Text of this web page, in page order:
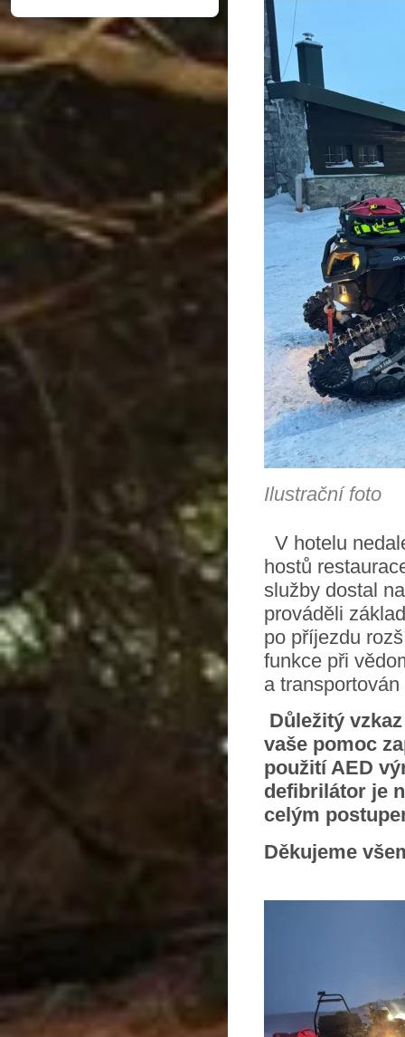
Ilustrační foto
V hotelu
hostů
služby dostal
prováděli
po příjezdu
funkce při
a
Důležitý
vaše pomoc
použití AED
defibrilátor je
celým
Děkujeme